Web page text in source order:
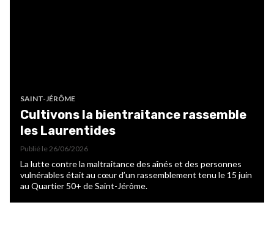
SAINT-JÉRÔME
Cultivons la bientraitance rassemble
les Laurentides
Publié le26/06/2026
La lutte contre la maltraitance des aînés et des personnes
vulnérables était au cœur d’un rassemblement tenu le 15 juin
au Quartier 50+ de Saint-Jérôme.